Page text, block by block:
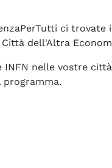
ci trovate
dell'Altra
INFN nelle vostre
programma.
Art&Science Across